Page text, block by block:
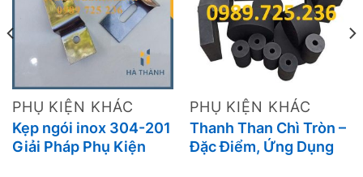
PHỤ KIỆN KHÁC
Kẹp ngói inox 304-201
Giải Pháp Phụ Kiện
PHỤ KIỆN KHÁC
Thanh Than Chì Tròn –
Đặc Điểm, Ứng Dụng